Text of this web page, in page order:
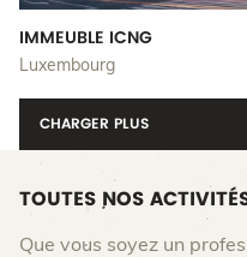
IMMEUBLE ICNG
Luxembourg
CHARGER PLUS
TOUTES NOS
Que vous soyez un